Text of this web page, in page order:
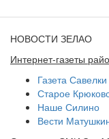
НОВОСТИ ЗЕЛАО
Интернет-газеты
Газета Савелки
Старое
Наше Силино
Вести